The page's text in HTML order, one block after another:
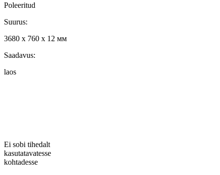
Poleeritud
Suurus:
3680 x 760 x 12 мм
Saadavus:
laos
Ei sobi tihedalt
kasutatavatesse
kohtadesse